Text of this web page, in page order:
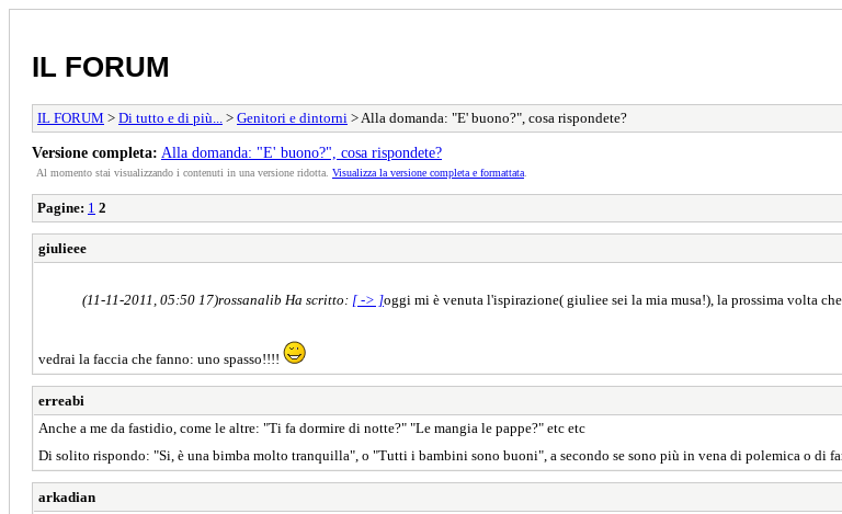
IL FORUM
IL FORUM > Di tutto e di più... > Genitori e dintorni > Alla domanda: "E' buono?", cosa rispondete?
Versione completa: Alla domanda: "E' buono?", cosa rispondete?
Al momento stai visualizzando i contenuti in una versione ridotta. Visualizza la versione completa e formattata
Pagine: 1 2
giulieee
(11-11-2011, 05:50 17)rossanalib Ha scritto: [ -> ]oggi mi è venuta l'ispirazione( giuliee sei la mia musa!), la prossima volta
vedrai la faccia che fanno: uno spasso!!!!
erreabi
Anche a me da fastidio, come le altre: "Ti fa dormire di notte?" "Le mangia le pappe?" etc etc
Di solito rispondo: "Si, è una bimba molto tranquilla", o "Tutti i bambini sono buoni", a secondo se sono più in vena di polemica o di
arkadian